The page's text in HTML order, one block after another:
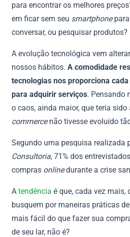
para encontrar os melhores
em ficar sem seu smartphone
conversar, ou pesquisar produtos?
A evolução tecnológica vem
nossos hábitos. A comodidade
tecnologias nos proporciona
para adquirir serviços. Pensando
o caos, ainda maior, que teria
commercenão tivesse evoluído
Segundo uma pesquisa realizada
Consultoria, 71% dos
compras onlinedurante a crise
A tendência é que, cada vez mais,
busquem por maneiras práticas
mais fácil do que fazer sua
de seu lar, não é?